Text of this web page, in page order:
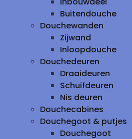
Buitendouche
Douchewanden
Zijwand
Inloopdouche
Douchedeuren
Draaideuren
Schuifdeuren
Nis deuren
Douchecabines
Douchegoot & putjes
Douchegoot